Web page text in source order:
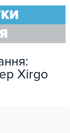
Xirgo